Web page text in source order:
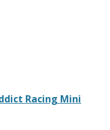
Racing Mini